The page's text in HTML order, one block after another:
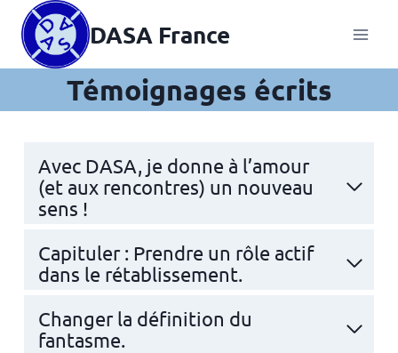
Aller
contenu
DASA France
Témoignages écrits
Avec DASA, je donne à l’amour
(et aux rencontres) un nouveau
sens !
Capituler : Prendre un rôle actif
dans le rétablissement.
Changer la définition du
fantasme.